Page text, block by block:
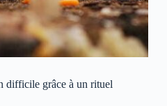
difficile grâce à un rituel